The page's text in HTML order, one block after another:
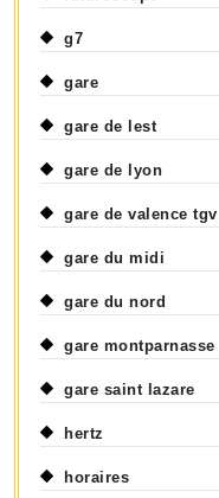
g7
gare
gare de lest
gare de lyon
gare de valence tgv
gare du midi
gare du nord
gare montparnasse
gare saint lazare
hertz
horaires